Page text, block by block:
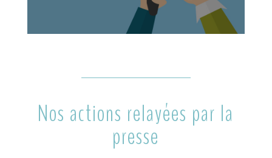
Nos actions relayées par la
presse